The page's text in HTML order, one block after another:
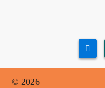
© 2026